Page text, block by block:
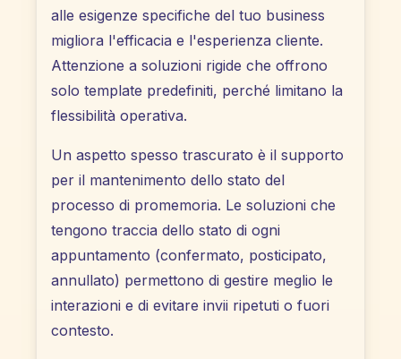
alle esigenze specifiche del tuo business
migliora l'efficacia e l'esperienza cliente.
Attenzione a soluzioni rigide che offrono
solo template predefiniti, perché limitano la
flessibilità operativa.
Un aspetto spesso trascurato è il supporto
per il mantenimento dello stato del
processo di promemoria. Le soluzioni che
tengono traccia dello stato di ogni
appuntamento (confermato, posticipato,
annullato) permettono di gestire meglio le
interazioni e di evitare invii ripetuti o fuori
contesto.